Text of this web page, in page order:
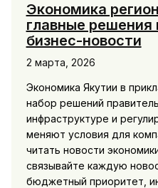
Экономика
главные решения
бизнес-новости
2 марта, 2026
Экономика Якутии в
набор решений
инфраструктуре и
меняют условия для
читать новости
связывайте каждую
бюджетный приоритет,